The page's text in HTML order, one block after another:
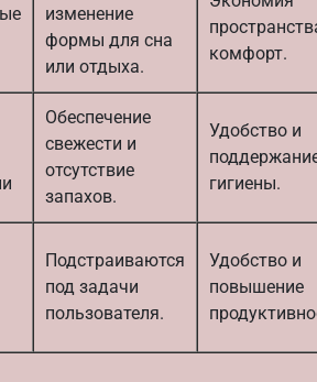
изменение
формы для сна
или отдыха.
комфорт.
Обеспечение
свежести и
отсутствие
запахов.
Удобство и
гигиены.
Подстраиваются
под задачи
пользователя.
Удобство и
повышение